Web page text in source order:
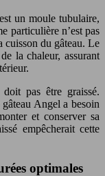
un moule tubulaire,
particulière n’est pas
cuisson du gâteau. Le
la chaleur, assurant
pas être graissé.
Angel a besoin
et conserver sa
empêcherait cette
optimales